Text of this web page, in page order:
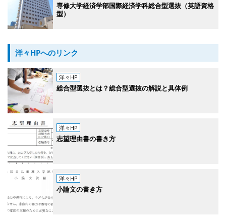
専修大学経済学部国際経済学科総合型選抜（英語資格
型）
洋々HPへのリンク
洋々HP
総合型選抜とは？総合型選抜の解説と具体例
洋々HP
志望理由書の書き方
洋々HP
小論文の書き方